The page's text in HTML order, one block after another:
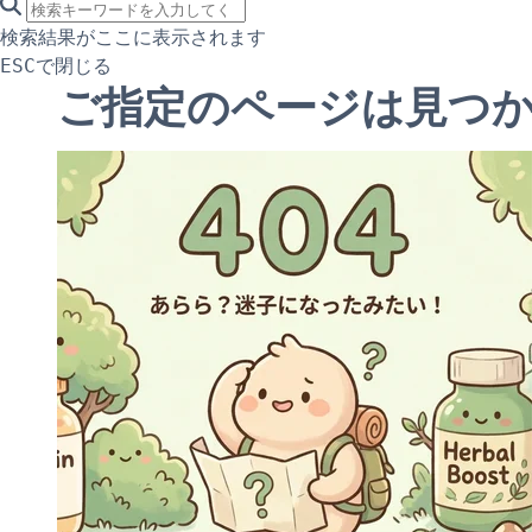
search icon
サイト内検索
検索結果がここに表示されます
ESCで閉じる
ご指定のページは見つ